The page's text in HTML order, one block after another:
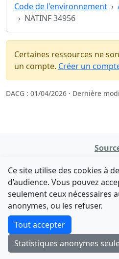
Code de l'environnement
NATINF 34956
Certaines ressources ne
un compte. Créer un
DACG : 01/04/2026 · Dernière
Legifrance
Contact
F-Droid·App Store
© 2026retiolus
Code source sous
Comment avez-vous
Une courte réponse suffit (500
Envoyer Ignorer
Ce site utilise des cookies à
d’audience. Vous pouvez
seulement ceux nécessaires
anonymes, ou les refuser.
Tout accepter
Statistiques anonymes